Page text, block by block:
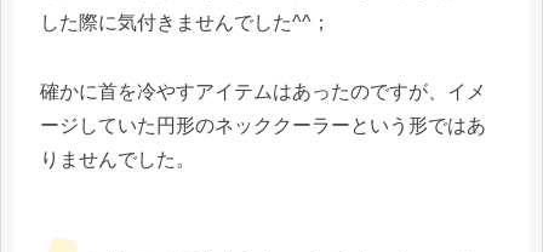
した際に気付きませんでした^^；
確かに首を冷やすアイテムはあったのですが、イメ
ージしていた円形のネッククーラーという形ではあ
りませんでした。